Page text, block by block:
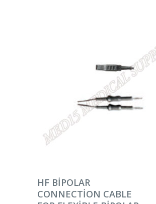
DEVAMINI OKU
HF BIPOLAR
CONNECTION CABLE